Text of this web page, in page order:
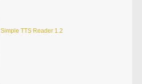
Simple TTS Reader 1.2